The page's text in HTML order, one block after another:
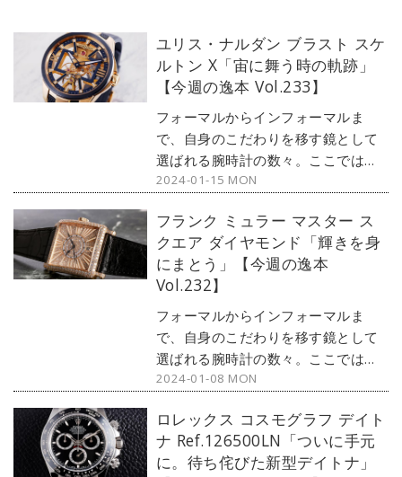
ユリス・ナルダン ブラスト スケ
ルトン X「宙に舞う時の軌跡」
【今週の逸本 Vol.233】
フォーマルからインフォーマルま
で、自身のこだわりを移す鏡として
選ばれる腕時計の数々。ここではブ
ランド腕時計専門店・MOON
デルからアンティークまで、見る者
の感性を刺激する1本をセレクト。今
回は、当連載初登場となるユリス・
ナルダンから『ブラスト スケルトン
X』をご紹介しよう。
2024-01-15 MON
フランク ミュラー マスター ス
クエア ダイヤモンド「輝きを身
にまとう」【今週の逸本
Vol.232】
フォーマルからインフォーマルま
で、自身のこだわりを移す鏡として
選ばれる腕時計の数々。ここではブ
ランド腕時計専門店・MOON
デルからアンティークまで、見る者
の感性を刺激する1本をセレクト。今
回はフランク ミュラーから、豪華仕
2024-01-08 MON
ロレックス コスモグラフ デイト
ナ Ref.126500LN「ついに手元
に。待ち侘びた新型デイトナ」